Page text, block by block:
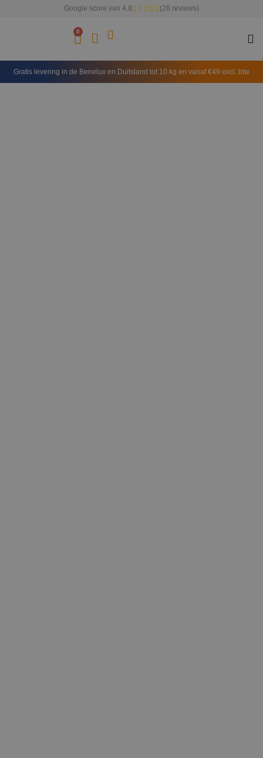
Google score van 4.8 (28 reviews)
0
Gratis levering in de Benelux en Duitsland tot 10 kg en vanaf €49 excl. btw